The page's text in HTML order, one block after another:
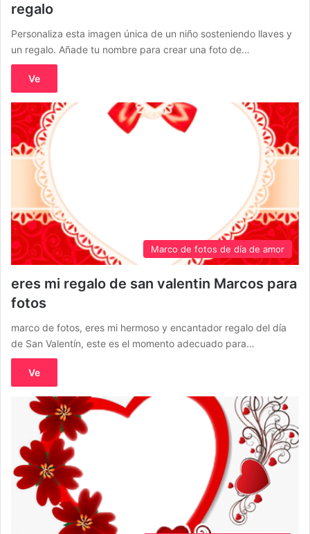
regalo
Personaliza esta imagen única de un niño sosteniendo llaves y
un regalo. Añade tu nombre para crear una foto de…
Ve
Marco de fotos de día de amor
eres mi regalo de san valentin Marcos para
fotos
marco de fotos, eres mi hermoso y encantador regalo del día
de San Valentín, este es el momento adecuado para…
Ve